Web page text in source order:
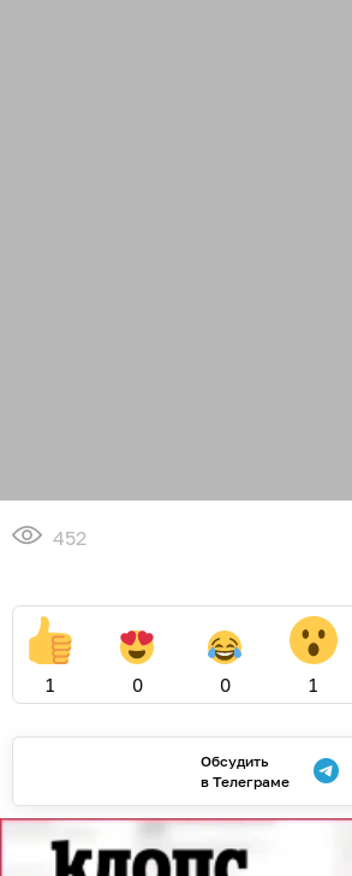
452
1 0 0 1
Обсудить
в Телеграме